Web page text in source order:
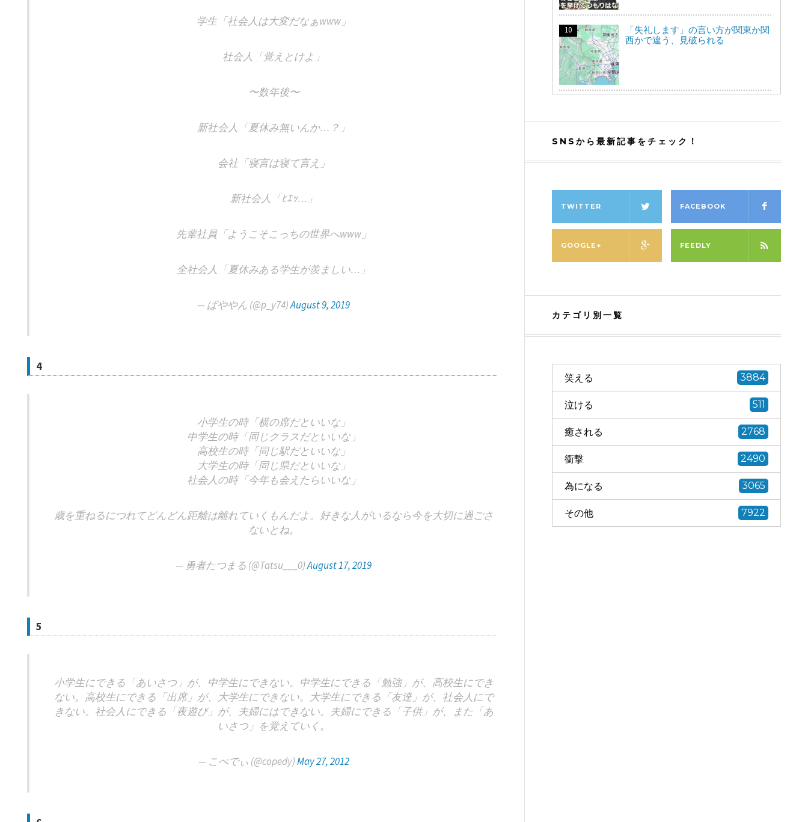
学生「社会人は大変だなぁwww」
社会人「覚えとけよ」
〜数年後〜
新社会人「夏休み無いんか…？」
会社「寝言は寝て言え」
新社会人「ﾋｴｯ…」
先輩社員「ようこそこっちの世界へwww」
全社会人「夏休みある学生が羨ましい…」
— ぱややん (@p_y74)August 9, 2019
4
小学生の時「横の席だといいな」
中学生の時「同じクラスだといいな」
高校生の時「同じ駅だといいな」
大学生の時「同じ県だといいな」
社会人の時「今年も会えたらいいな」
歳を重ねるにつれてどんどん距離は離れていくもんだよ。好きな人がいるなら今を大切に過ごさ
ないとね。
— 勇者たつまる (@Tatsu___0)August 17, 2019
5
小学生にできる「あいさつ」が、中学生にできない。中学生にできる「勉強」が、高校生にでき
ない。高校生にできる「出席」が、大学生にできない。大学生にできる「友達」が、社会人にで
きない。社会人にできる「夜遊び」が、夫婦にはできない。夫婦にできる「子供」が、また「あ
いさつ」を覚えていく。
— こぺでぃ (@copedy)May 27, 2012
「失礼します」の言い方が関東か関
西かで違う、見破られる
SNSから最新記事をチェック！
TWITTER FACEBOOK
GOOGLE+ FEEDLY
カテゴリ別一覧
笑える 3884
泣ける 511
癒される 2768
衝撃 2490
為になる 3065
その他 7922